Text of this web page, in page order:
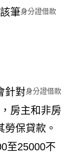
筆身分證借款
針對身分證借款
房主和非房
勞保貸款。
至25000不